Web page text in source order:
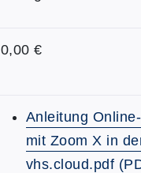
0,00 €
Anleitung
mit Zoom X in
vhs.cloud.pdf